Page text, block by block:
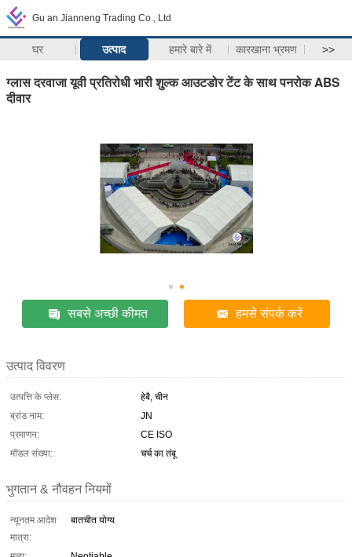
Gu an Jianneng Trading Co., Ltd
घर उत्पाद हमारे बारे में कारखाना भ्रमण >>
ग्लास दरवाजा यूवी प्रतिरोधी भारी शुल्क आउटडोर टेंट के साथ पनरोक ABS
दीवार
सबसे अच्छी कीमत हमसे संपर्क करें
उत्पाद विवरण
उत्पत्ति के प्लेस:
हेबै, चीन
ब्रांड नाम:
JN
प्रमाणन:
CE ISO
मॉडल संख्या:
चर्च का तंबू
भुगतान & नौवहन नियमों
न्यूनतम आदेश
मात्रा:
बातचीत योग्य